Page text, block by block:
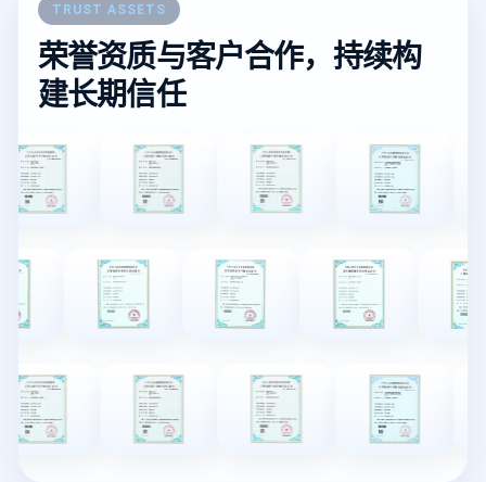
TRUST ASSETS
荣誉资质与客户合作，持续构
建长期信任